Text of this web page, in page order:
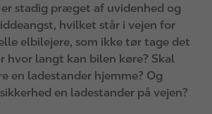
stadig præget af uvidenhed og
hvilket står i vejen for
elbilejere, som ikke tør tage det
hvor langt kan bilen køre? Skal
en ladestander hjemme? Og
en ladestander på vejen?